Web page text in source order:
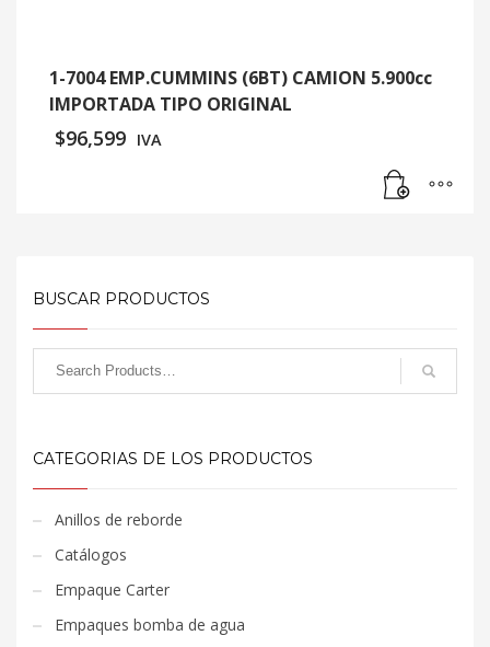
1-7004 EMP.CUMMINS (6BT) CAMION 5.900cc
IMPORTADA TIPO ORIGINAL
$96,599 IVA
BUSCAR PRODUCTOS
CATEGORIAS DE LOS PRODUCTOS
Anillos de reborde
Catálogos
Empaque Carter
Empaques bomba de agua